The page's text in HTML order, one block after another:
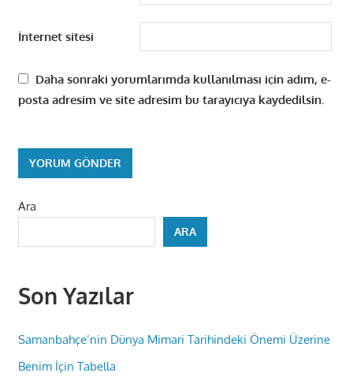
İnternet sitesi
Daha sonraki yorumlarımda kullanılması için adım, e-
posta adresim ve site adresim bu tarayıcıya kaydedilsin.
Ara
ARA
Son Yazılar
Samanbahçe’nin Dünya Mimari Tarihindeki Önemi Üzerine
Benim İçin Tabella